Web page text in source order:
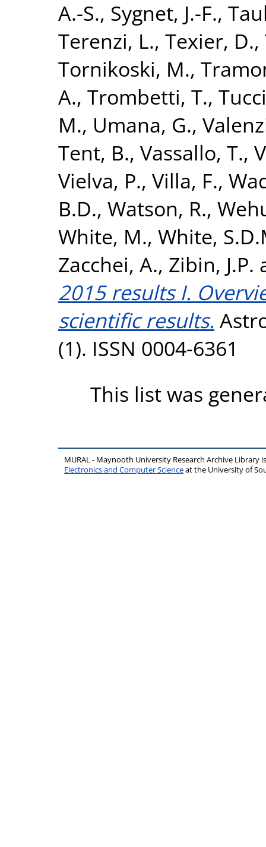
A.-S., Sygnet, J.-F.,
Terenzi, L., Texier, D.,
Tornikoski, M.,
A., Trombetti, T.,
M., Umana, G.,
Tent, B., Vassallo, T.,
Vielva, P., Villa, F.,
B.D., Watson, R.,
White, M., White,
Zacchei, A., Zibin, J.P.
2015 results I.
scientific results.
(1). ISSN 0004-6361
This list was
MURAL - Maynooth University Research Archive Library
Electronics and Computer Scienceat the University of